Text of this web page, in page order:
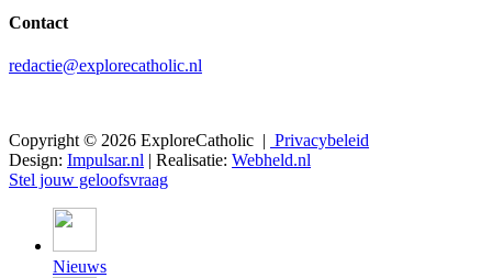
Contact
redactie@explorecatholic.nl
Copyright © 2026 ExploreCatholic | Privacybeleid
Design: Impulsar.nl | Realisatie: Webheld.nl
Stel jouw geloofsvraag
Nieuws